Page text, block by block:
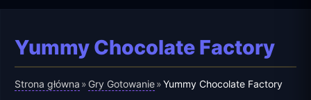
Yummy Chocolate Factory
Strona główna » Gry Gotowanie»Yummy Chocolate Factory